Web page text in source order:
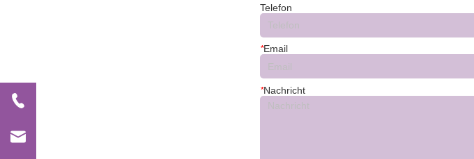
Telefon
*Email
*Nachricht